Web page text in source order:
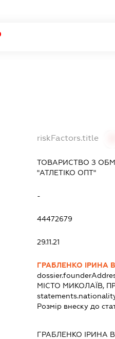
riskFactors.title
ТОВАРИСТВО З
"АТЛЕТІКО ОПТ"
-
44472679
29.11.21
ГРАБЛЕНКО ІРИНА
МІСТО МИКОЛАЇВ,
Розмір внеску до
ГРАБЛЕНКО ІРИНА